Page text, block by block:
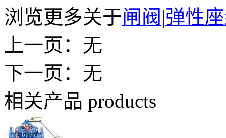
浏览更多关于闸阀 |弹性
上一页：无
下一页：无
相关产品 products